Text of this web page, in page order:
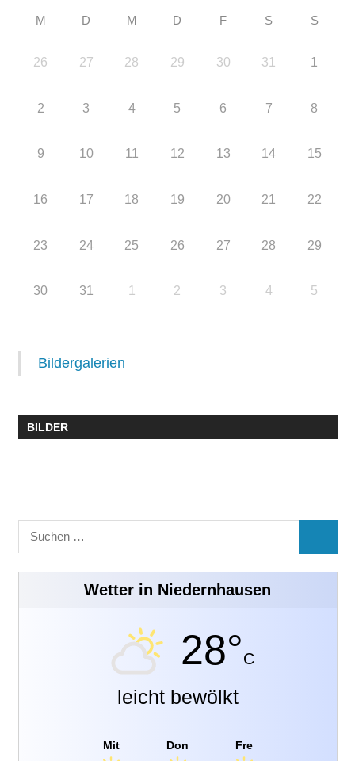
M D M D F S S
26 27 28 29 30 31 1
2 3 4 5 6 7 8
9 10 11 12 13 14 15
16 17 18 19 20 21 22
23 24 25 26 27 28 29
30 31 1 2 3 4 5
Bildergalerien
BILDER
Suchen
nach:
Wetter in Niedernhausen
28°C
leicht bewölkt
Mit Don Fre